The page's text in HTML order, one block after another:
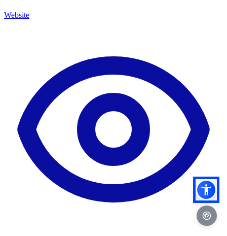
Website